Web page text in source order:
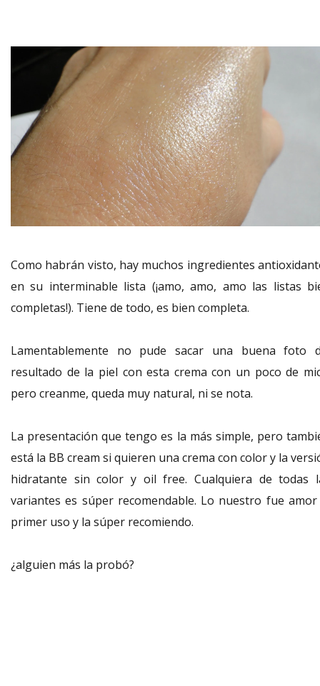
Como habrán visto, hay muchos ingredientes
en su interminable lista (¡amo, amo, amo las listas
completas!). Tiene de todo, es bien completa.
Lamentablemente no pude sacar una buena foto
resultado de la piel con esta crema con un poco de
pero creanme, queda muy natural, ni se nota.
La presentación que tengo es la más simple, pero
está la BB cream si quieren una crema con color y la
hidratante sin color y oil free. Cualquiera de todas
variantes es súper recomendable. Lo nuestro fue
primer uso y la súper recomiendo.
¿alguien más la probó?